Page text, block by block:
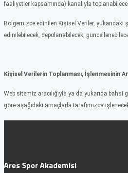
faaliyetler kapsamında) kanalıyla
Bölgemizce edinilen Kişisel Veriler, yukarıdaki
edinilebilecek, depolanabilecek,
Kişisel Verilerin Toplanması, İşlenmesinin
Web sitemiz aracılığıyla ya da yukarıda
göre aşağıdaki amaçlarla tarafımızca
Ares Spor Akademisi